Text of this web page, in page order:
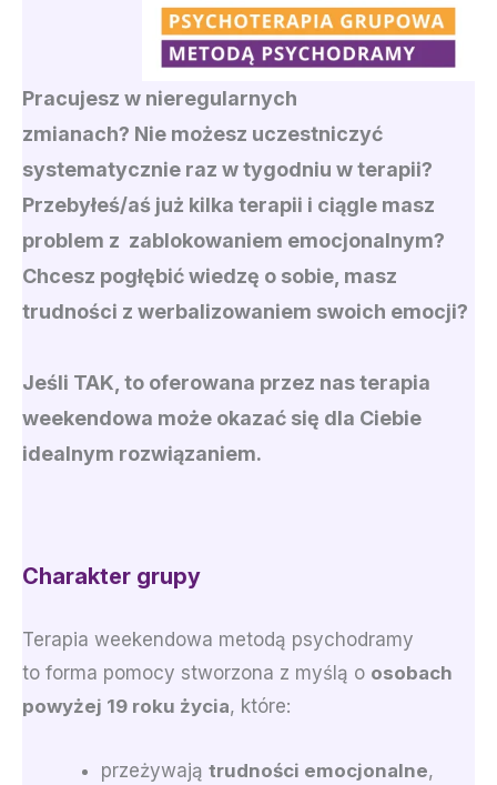
Pracujesz w nieregularnych
zmianach? Nie możesz uczestniczyć
systematycznie raz w tygodniu w terapii?
Przebyłeś/aś już kilka terapii i ciągle masz
problem z zablokowaniem emocjonalnym?
Chcesz pogłębić wiedzę o sobie, masz
trudności z werbalizowaniem swoich emocji?
Jeśli TAK, to oferowana przez nas terapia
weekendowa może okazać się dla Ciebie
idealnym rozwiązaniem.
Charakter grupy
Terapia weekendowa metodą psychodramy
to forma pomocy stworzona z myślą o osobach
powyżej 19 roku życia, które:
przeżywają trudności emocjonalne,